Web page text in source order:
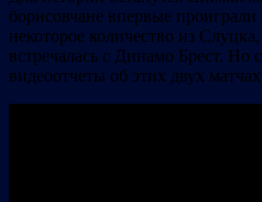
борисовчане впервые проиграли
некоторое количество из
встречалась с Динамо Брест. Но
видеоотчеты об этих двух